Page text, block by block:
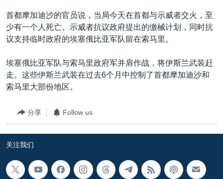
全球议题
环境
美国建国250周年
埃博拉疫情
重要讲话与声明
台海两岸关系
关注我们
其他语言网站
首都摩加迪沙的官员说，当局今天在首都与示威者交火，至
少有一个人死亡。示威者抗议政府提出的缴械计划，同时抗
议支持临时政府的埃塞俄比亚军队留在索马里。
埃塞俄比亚军队与索马里政府军并肩作战，将伊斯兰武装赶
走。这些伊斯兰武装在过去6个月中控制了首都摩加迪沙和
索马里大部份地区。
分享 Follow us
关注我们